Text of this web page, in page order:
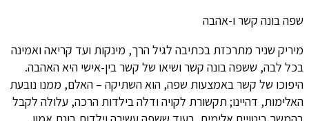
שפה בונה קשר ו-אהבה
מיריק שניר מתרכזת בכתיבה לגיל הרך, מינקות ועד קריאה ואמינה
בכל לבה, ששפה בונה קשר ושיאו של קשר בין-אישי היא האהבה.
היפוכו של קשר באמצעות שפה, הוא השתיקה – האלם, ממנו נובעת
האלימות, דהיינו; תקשורת לקויה ודלה בילדות הרכה, עלולה לקבל